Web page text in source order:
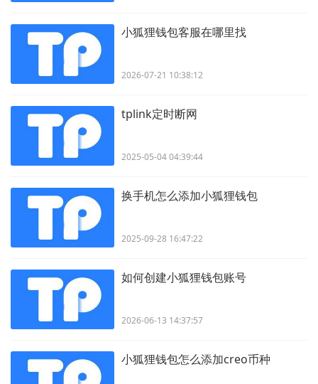
小狐狸钱包客服在哪里找
2026-07-21 10:38:12
tplink定时断网
2025-05-04 04:39:44
换手机怎么添加小狐狸钱包
2025-09-28 16:47:22
如何创建小狐狸钱包账号
2026-06-13 14:37:57
小狐狸钱包怎么添加creo币种